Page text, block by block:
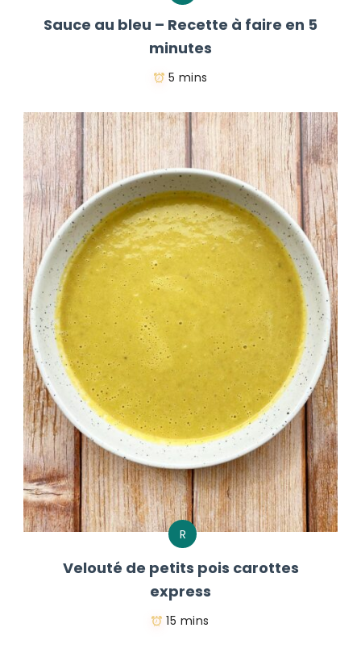
Sauce au bleu – Recette à faire en 5
minutes
5 mins
R
Velouté de petits pois carottes
express
15 mins